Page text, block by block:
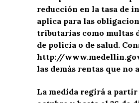
reducción en la tasa de
aplica para las
tributarias como multas
de policía o de salud.
http://
las demás rentas que no
La medida regirá a partir